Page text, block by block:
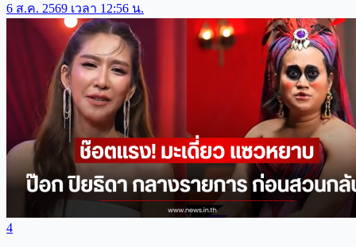
6 ส.ค. 2569 เวลา 12:56 น.
4